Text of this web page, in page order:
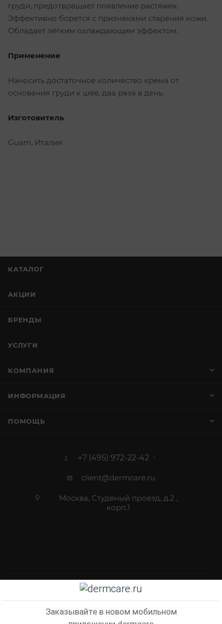
груди, предотвращает появление растяжек.
Эффективно борется с признаками старения кожи.
Обладает лёгким охлаждающим эффектом.
Применение
Наносить достаточное количество крема от
основания груди к шее, два раза в день.
Изготовитель
Guam, Италия
КАТАЛОГ
АКЦИИ
БРЕНДЫ
УСЛУГИ
КОМПАНИЯ
ИНФОРМАЦИЯ
ПОМОЩЬ
+7 (495) 972-22-42
client@dermcare.ru
Москва, Студеный проезд, д.2 ,
корп.1
2012 - 2026 © Dermcare.ru - интернет-магазин косметики
Заказывайте в новом мобильном